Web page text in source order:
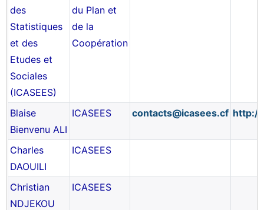
des
Statistiques
et des
Etudes et
Sociales
(ICASEES)
du Plan et
de la
Coopération
Blaise
Bienvenu ALI
ICASEES contacts@icasees.cf http://
Charles
DAOUILI
ICASEES
Christian
NDJEKOU
ICASEES